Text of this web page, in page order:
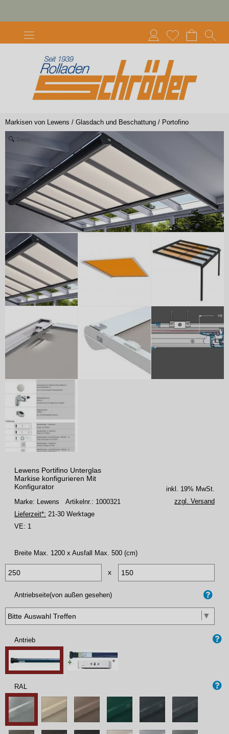
Markisen von Lewens / Glasdach und Beschattung / Portofino
Zoom
Lewens Portifino Unterglas
Markise konfigurieren Mit
Konfigurator
Marke: Lewens Artikelnr.: 1000321
Lieferzeit*: 21-30 Werktage
VE: 1
inkl. 19% MwSt.
zzgl. Versand
Breite Max. 1200 x Ausfall Max. 500 (cm)
x
Antriebseite(von außen gesehen)
Antrieb
RAL